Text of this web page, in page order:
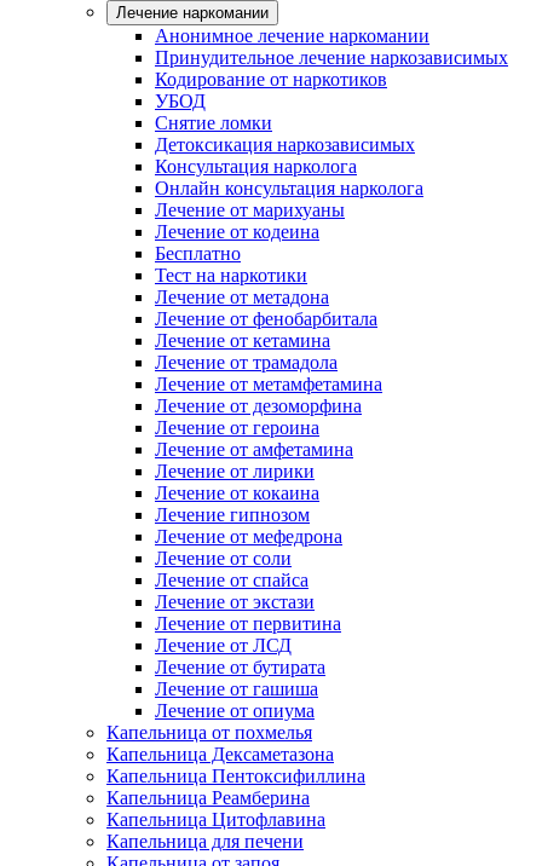
Лечение наркомании
Анонимное лечение наркомании
Принудительное лечение наркозависимых
Кодирование от наркотиков
УБОД
Снятие ломки
Детоксикация наркозависимых
Консультация нарколога
Онлайн консультация нарколога
Лечение от марихуаны
Лечение от кодеина
Бесплатно
Тест на наркотики
Лечение от метадона
Лечение от фенобарбитала
Лечение от кетамина
Лечение от трамадола
Лечение от метамфетамина
Лечение от дезоморфина
Лечение от героина
Лечение от амфетамина
Лечение от лирики
Лечение от кокаина
Лечение гипнозом
Лечение от мефедрона
Лечение от соли
Лечение от спайса
Лечение от экстази
Лечение от первитина
Лечение от ЛСД
Лечение от бутирата
Лечение от гашиша
Лечение от опиума
Капельница от похмелья
Капельница Дексаметазона
Капельница Пентоксифиллина
Капельница Реамберина
Капельница Цитофлавина
Капельница для печени